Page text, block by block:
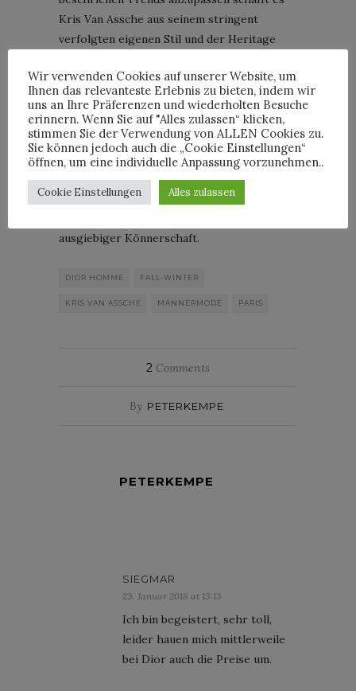
Kris Van Assche aus seinem stringent
verfolgten eigenen Stil und der Heritage
überraschende und zukunftsweisende
Kollektion für den nächsten Winter zu
zeigen, die sehr viel Lust auf Dior Homme
macht.
‚Forever Young‘, ohne futuristischen
Visionen zum Opfer zu fallen und doch
Avantgarde zu sein – der zurückhaltend
ausgiebiger Könnerschaft.
DIOR HOMME FALL-WINTER
KRIS VAN ASSCHE MÄNNERMODE PARIS
2 Comments
By PETERKEMPE
PETERKEMPE
SIEGMAR
23. Januar 2018 at 13:13
Ich bin begeistert, sehr toll,
leider hauen mich mittlerweile
bei Dior auch die Preise um.
Wir verwenden Cookies auf unserer Website, um
Ihnen das relevanteste Erlebnis zu bieten, indem wir
uns an Ihre Präferenzen und wiederholten Besuche
erinnern. Wenn Sie auf "Alles zulassen“ klicken,
stimmen Sie der Verwendung von ALLEN Cookies zu.
Sie können jedoch auch die „Cookie Einstellungen“
öffnen, um eine individuelle Anpassung vorzunehmen..
Cookie Einstellungen Alles zulassen